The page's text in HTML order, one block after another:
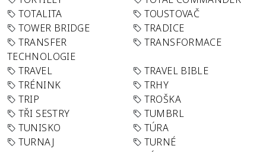
TOTALITA
TOUSTOVAČ
TOWER BRIDGE
TRADICE
TRANSFER
TECHNOLOGIE
TRANSFORMACE
TRAVEL
TRAVEL BIBLE
TRÉNINK
TRHY
TRIP
TROŠKA
TŘI SESTRY
TUMBRL
TUNISKO
TÚRA
TURNAJ
TURNÉ